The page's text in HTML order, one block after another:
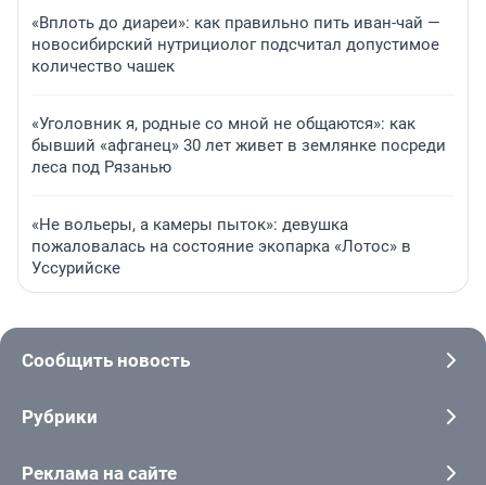
«Вплоть до диареи»: как правильно пить иван-чай —
новосибирский нутрициолог подсчитал допустимое
количество чашек
«Уголовник я, родные со мной не общаются»: как
бывший «афганец» 30 лет живет в землянке посреди
леса под Рязанью
«Не вольеры, а камеры пыток»: девушка
пожаловалась на состояние экопарка «Лотос» в
Уссурийске
Сообщить новость
Рубрики
Реклама на сайте